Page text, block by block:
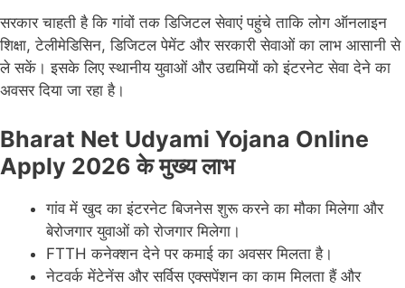
सरकार चाहती है कि गांवों तक डिजिटल सेवाएं पहुंचे ताकि लोग ऑनलाइन
शिक्षा, टेलीमेडिसिन, डिजिटल पेमेंट और सरकारी सेवाओं का लाभ आसानी से
ले सकें। इसके लिए स्थानीय युवाओं और उद्यमियों को इंटरनेट सेवा देने का
अवसर दिया जा रहा है।
Bharat Net Udyami Yojana Online
Apply 2026 के मुख्य लाभ
गांव में खुद का इंटरनेट बिजनेस शुरू करने का मौका मिलेगा और
बेरोजगार युवाओं को रोजगार मिलेगा।
FTTH कनेक्शन देने पर कमाई का अवसर मिलता है।
नेटवर्क मेंटेनेंस और सर्विस एक्सपेंशन का काम मिलता हैं और